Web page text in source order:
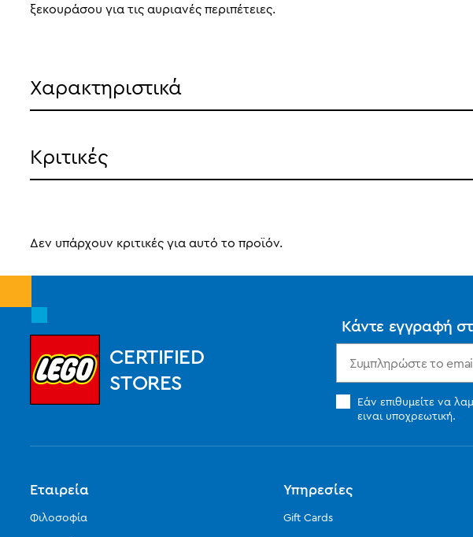
ξεκουράσου για τις αυριανές περιπέτειες.
Χαρακτηριστικά
Κριτικές
Δεν υπάρχουν κριτικές για αυτό το προϊόν.
CERTIFIED
STORES
Κάντε εγγραφή
Εάν επιθυμείτε να
ειναι υποχρεωτική.
Εταιρεία
Φιλοσοφία
Υπηρεσίες
Gift Cards